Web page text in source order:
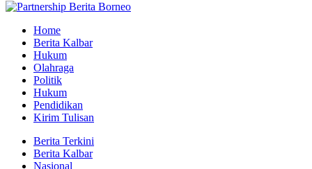
Home
Berita Kalbar
Hukum
Olahraga
Politik
Hukum
Pendidikan
Kirim Tulisan
Berita Terkini
Berita Kalbar
Nasional